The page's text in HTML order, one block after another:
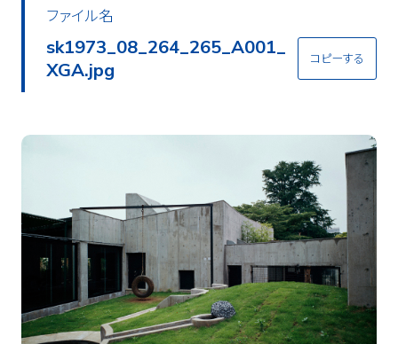
ファイル名
sk1973_08_264_265_A001_
XGA.jpg
コピーする